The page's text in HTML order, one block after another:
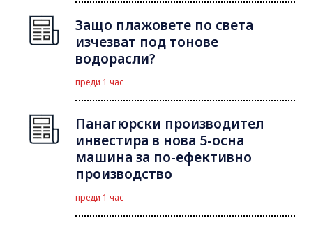
Защо плажовете по света
изчезват под тонове
водорасли?
преди 1 час
Панагюрски производител
инвестира в нова 5-осна
машина за по-ефективно
производство
преди 1 час